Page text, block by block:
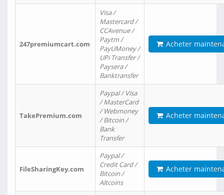
247premiumcart.com
Visa /
Mastercard /
CCAvenue /
Paytm /
PayUMoney /
UPi Transfer /
Paysera /
Banktransfer
Acheter
TakePremium.com
Paypal / Visa
/ MasterCard
/ Webmoney
/ Bitcoin /
Bank
Transfer
Acheter
FileSharingKey.com
Paypal /
Credit Card /
Bitcoin /
Altcoins
Acheter